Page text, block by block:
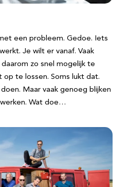
een probleem. Gedoe. Iets
Je wilt er vanaf. Vaak
zo snel mogelijk te
te lossen. Soms lukt dat.
Maar vaak genoeg blijken
Wat doe…